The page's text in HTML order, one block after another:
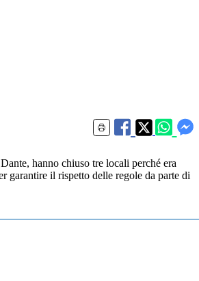
hanno chiuso tre locali perché era
garantire il rispetto delle regole da parte di